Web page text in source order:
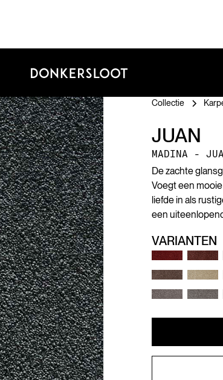
Collectie
JUAN
MADINA -
De zachte
Voegt een
liefde in als
een
VARIANTEN